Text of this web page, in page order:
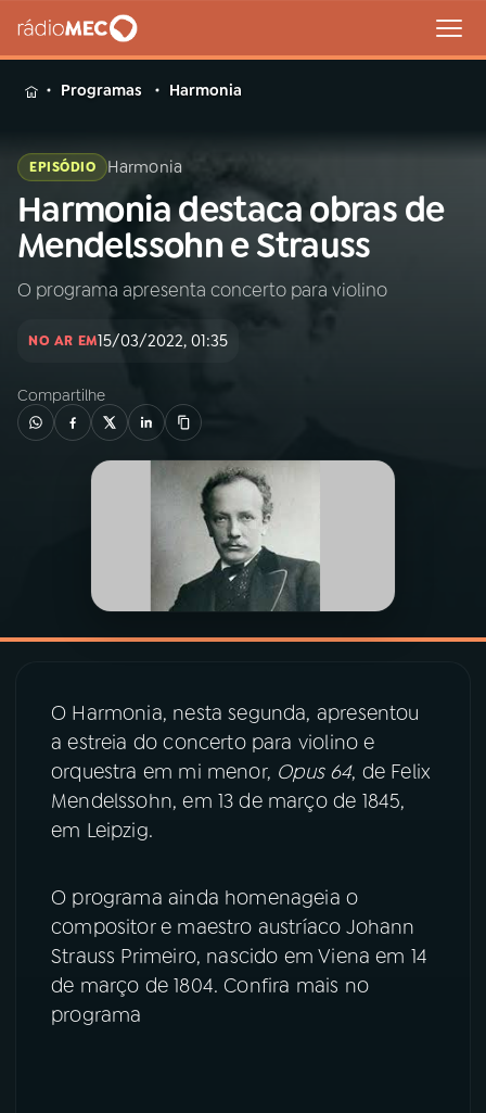
MENU
Buscar
na
Rádio
MEC
Buscar
01INÍCIO
A RÁDIO
PROGRAMAÇÃO
PROGRAMAS
06VIDEOCASTS
07 ÚLTIMAS
08PRÊMIO RÁDIO MEC
YouTube
Programas Harmonia
EPISÓDIO Harmonia
Harmonia destaca obras de
Mendelssohn e Strauss
O programa apresenta concerto para violino
NO AR EM15/03/2022, 01:35
Compartilhe
O Harmonia, nesta segunda, apresentou
a estreia do concerto para violino e
orquestra em mi menor, Opus 64, de Felix
Mendelssohn, em 13 de março de 1845,
em Leipzig.
O programa ainda homenageia o
compositor e maestro austríaco Johann
Strauss Primeiro, nascido em Viena em 14
de março de 1804. Confira mais no
programa